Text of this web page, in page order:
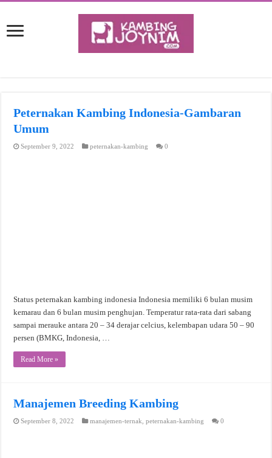
Peternakan Kambing Indonesia-Gambaran
Umum
September 9, 2022 peternakan-kambing 0
Status peternakan kambing indonesia Indonesia memiliki 6 bulan musim
kemarau dan 6 bulan musim penghujan. Temperatur rata-rata dari sabang
sampai merauke antara 20 – 34 derajar celcius, kelembapan udara 50 – 90
persen (BMKG, Indonesia, …
Read More »
Manajemen Breeding Kambing
September 8, 2022 manajemen-ternak ,peternakan-kambing 0